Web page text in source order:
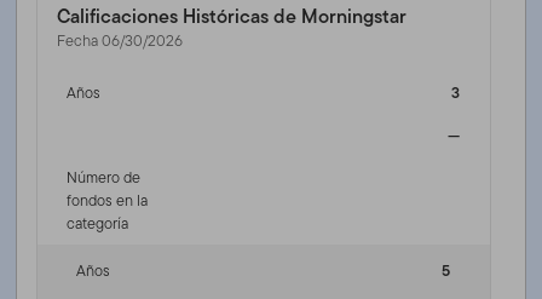
Calificaciones Históricas de Morningstar
Fecha 06/30/2026
Años
3
—
Número de
fondos en la
categoría
Años
5